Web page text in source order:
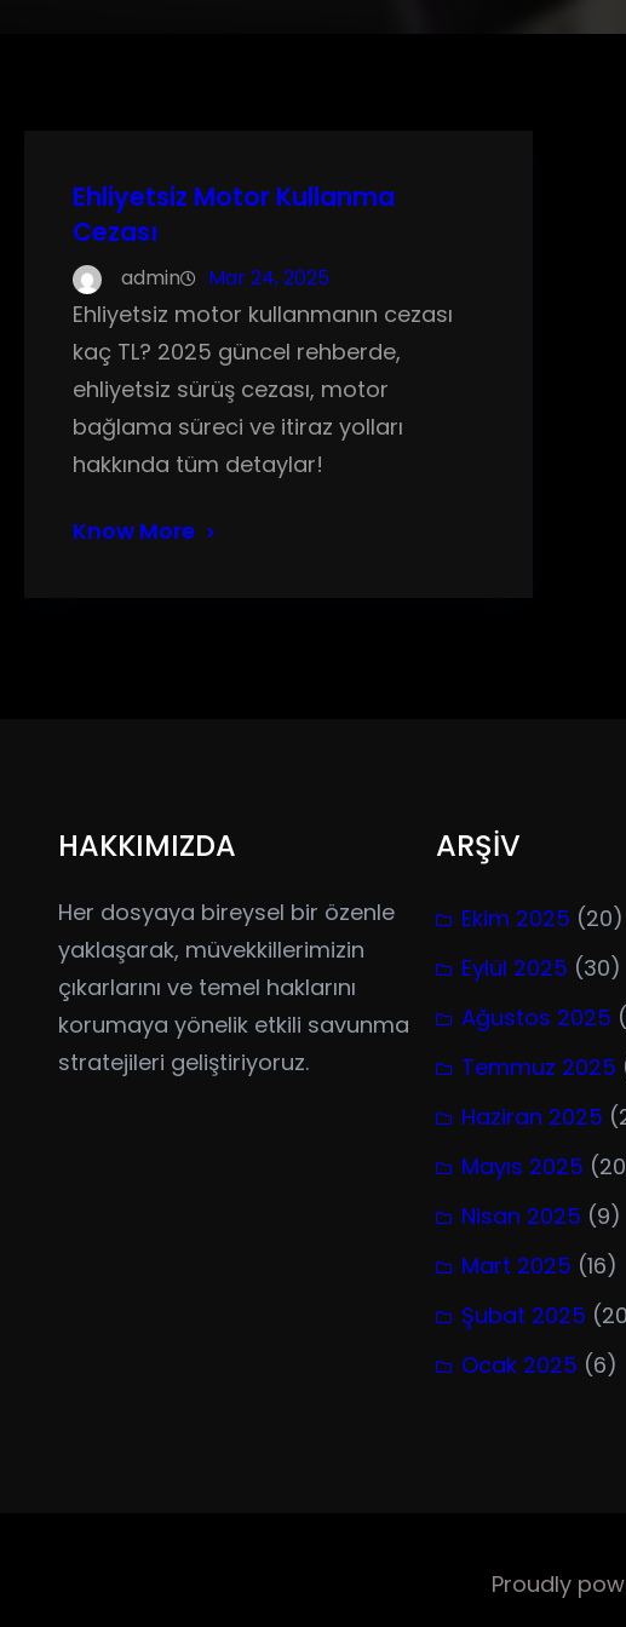
Ehliyetsiz Motor Kullanma
Cezası
admin Mar 24, 2025
Ehliyetsiz motor kullanmanın cezası
kaç TL? 2025 güncel rehberde,
ehliyetsiz sürüş cezası, motor
bağlama süreci ve itiraz yolları
hakkında tüm detaylar!
Know More
HAKKIMIZDA
Her dosyaya bireysel bir özenle
yaklaşarak, müvekkillerimizin
çıkarlarını ve temel haklarını
korumaya yönelik etkili savunma
stratejileri geliştiriyoruz.
ARŞİV
Ekim 2025 (20)
Eylül 2025 (30)
Ağustos 2025
Temmuz 2025
Haziran 2025
Mayıs 2025
Nisan 2025 (9)
Mart 2025 (16)
Şubat 2025
Ocak 2025 (6)
Proudly